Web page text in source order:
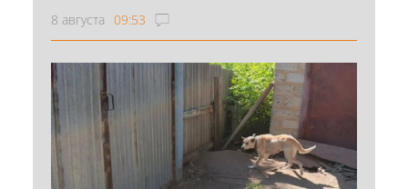
8 августа 09:53